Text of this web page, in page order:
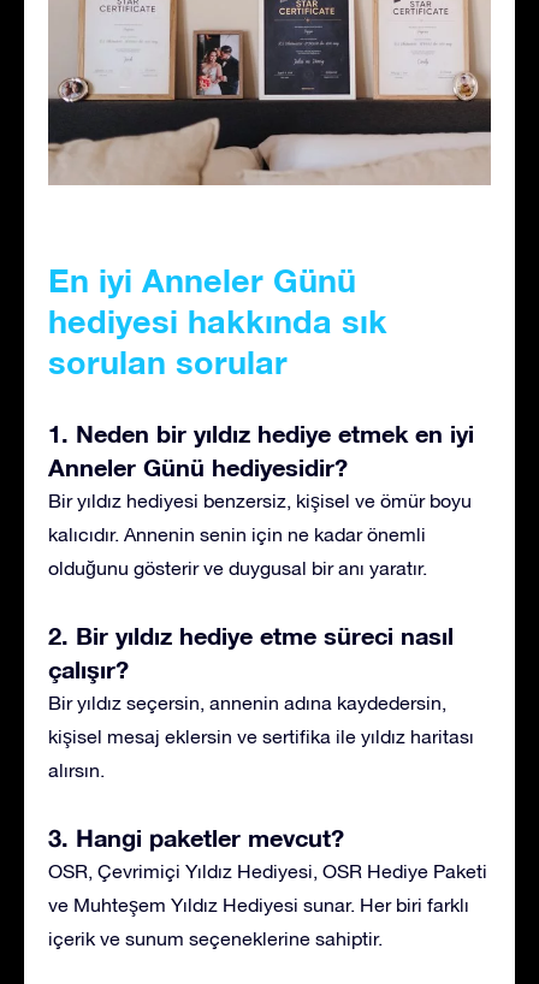
En iyi Anneler Günü
hediyesi hakkında sık
sorulan sorular
1. Neden bir yıldız hediye etmek en iyi
Anneler Günü hediyesidir?
Bir yıldız hediyesi benzersiz, kişisel ve ömür boyu
kalıcıdır. Annenin senin için ne kadar önemli
olduğunu gösterir ve duygusal bir anı yaratır.
2. Bir yıldız hediye etme süreci nasıl
çalışır?
Bir yıldız seçersin, annenin adına kaydedersin,
kişisel mesaj eklersin ve sertifika ile yıldız haritası
alırsın.
3. Hangi paketler mevcut?
OSR, Çevrimiçi Yıldız Hediyesi, OSR Hediye Paketi
ve Muhteşem Yıldız Hediyesi sunar. Her biri farklı
içerik ve sunum seçeneklerine sahiptir.